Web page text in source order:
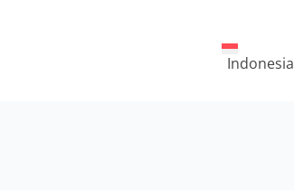
Indonesia